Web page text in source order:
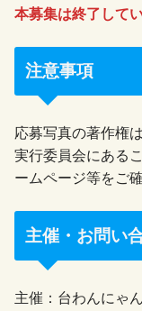
本募集は終了してい
注意事項
応募写真の著作権
実行委員会にある
ームページ等をご
主催・お問い
主催：台わんにゃ